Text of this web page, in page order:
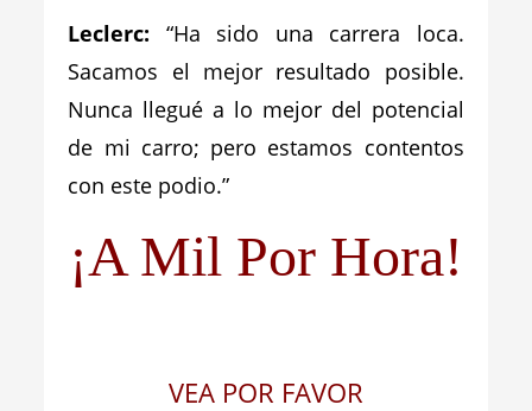
Leclerc:
“Ha sido una carrera loca.
Sacamos el mejor resultado posible.
Nunca llegué a lo mejor del potencial
de mi carro; pero estamos contentos
con este podio.”
¡A Mil Por Hora!
VEA POR FAVOR